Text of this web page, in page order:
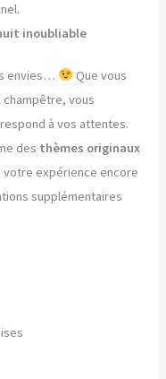
inoubliable
envies…
Que vous
vous
à vos attentes.
des thèmes originaux
expérience encore
supplémentaires